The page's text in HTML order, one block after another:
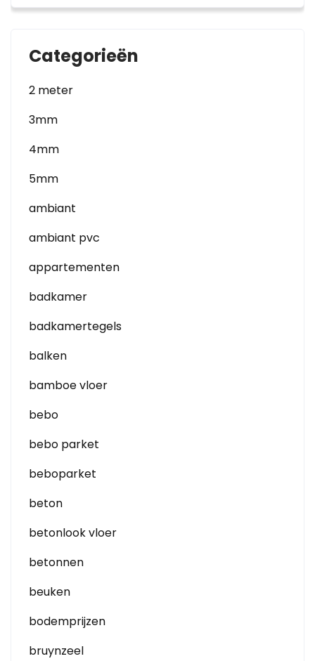
Categorieën
2 meter
3mm
4mm
5mm
ambiant
ambiant pvc
appartementen
badkamer
badkamertegels
balken
bamboe vloer
bebo
bebo parket
beboparket
beton
betonlook vloer
betonnen
beuken
bodemprijzen
bruynzeel